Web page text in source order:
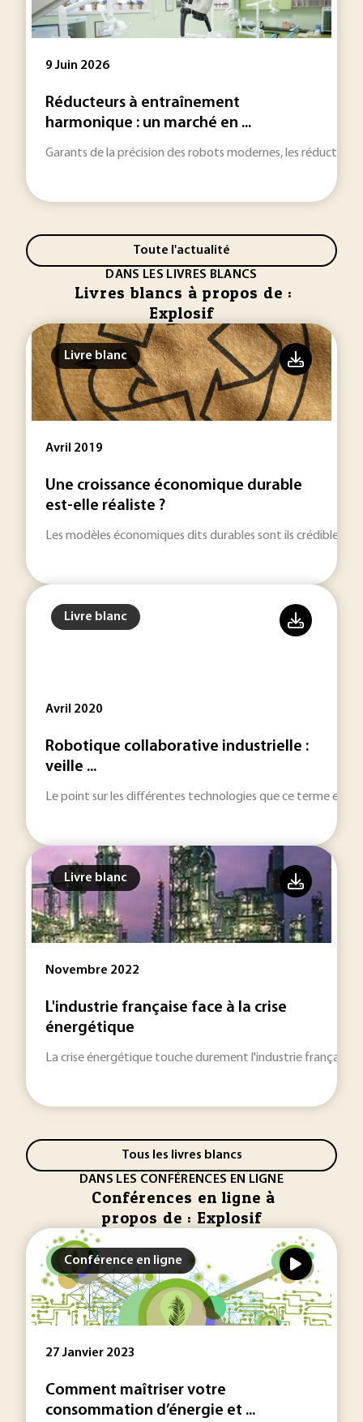
9 Juin 2026
Réducteurs à entraînement
harmonique : un marché en ...
Garants de la précision des robots modernes, les
Toute l'actualité
DANS LES LIVRES BLANCS
Livres blancs à propos de :
Explosif
Livre blanc
Avril 2019
Une croissance économique durable
est-elle réaliste ?
Les modèles économiques dits durables sont ils crédibles ?
Livre blanc
Avril 2020
Robotique collaborative industrielle :
veille ...
Le point sur les différentes technologies que ce terme
Livre blanc
Novembre 2022
L'industrie française face à la crise
énergétique
La crise énergétique touche durement l'industrie française.
Tous les livres blancs
DANS LES CONFÉRENCES EN LIGNE
Conférences en ligne à
propos de : Explosif
Conférence en ligne
27 Janvier 2023
Comment maîtriser votre
consommation d’énergie et ...